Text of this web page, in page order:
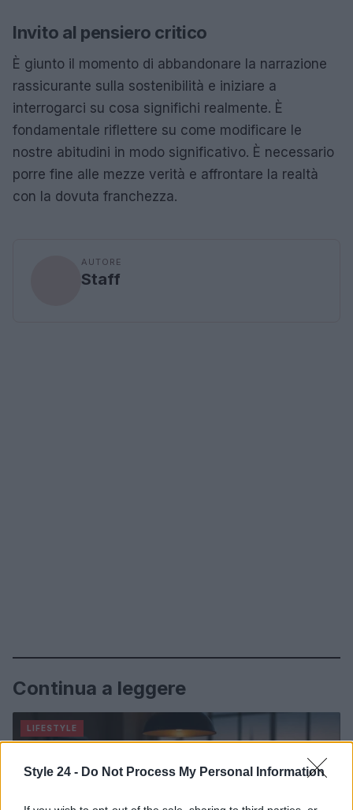
Style 24 - Do Not Process My Personal Information
Invito al pensiero critico
È giunto il momento di abbandonare la narrazione
rassicurante sulla sostenibilità e iniziare a
interrogarci su cosa significhi realmente. È
fondamentale riflettere su come modificare le
nostre abitudini in modo significativo. È necessario
porre fine alle mezze verità e affrontare la realtà
con la dovuta franchezza.
AUTORE
Staff
Continua a leggere
LIFESTYLE